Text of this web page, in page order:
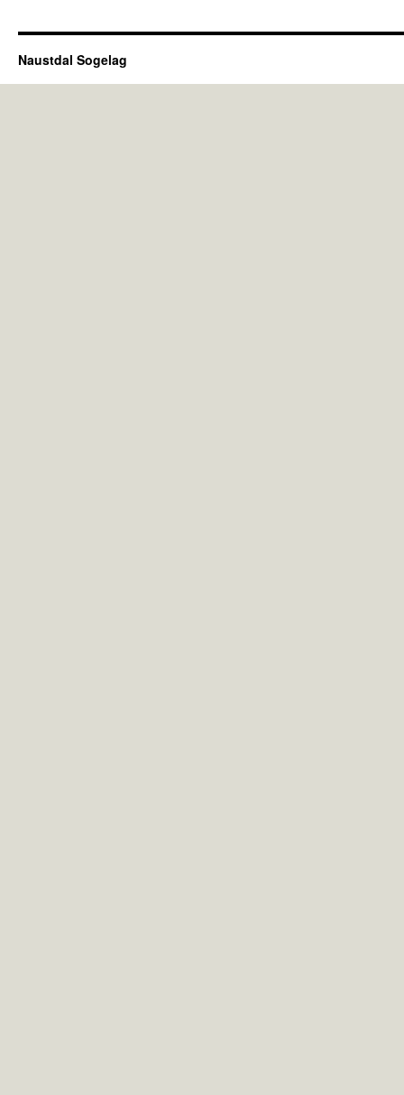
Naustdal Sogelag